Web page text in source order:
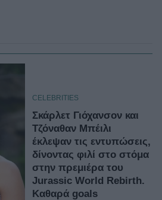
CELEBRITIES
Σκάρλετ Γιόχανσον και
Τζόναθαν Μπέιλι
έκλεψαν τις εντυπώσεις,
δίνοντας φιλί στο στόμα
στην πρεμιέρα του
Jurassic World Rebirth.
Καθαρά goals